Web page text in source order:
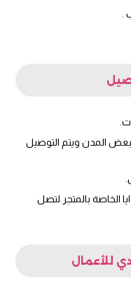
.
بعض المدن ويتم التوصيل
الخاصة بالمتجر لتصل
للأعمال